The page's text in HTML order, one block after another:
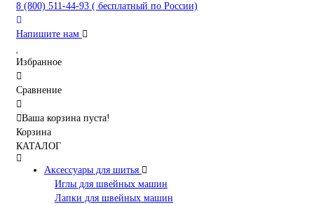
8 (800) 511-44-93 ( бесплатный по России)
Напишите нам
Избранное
Сравнение
Ваша корзина пуста!
Корзина
КАТАЛОГ
Аксессуары для шитья
Иглы для швейных машин
Лапки для швейных машин